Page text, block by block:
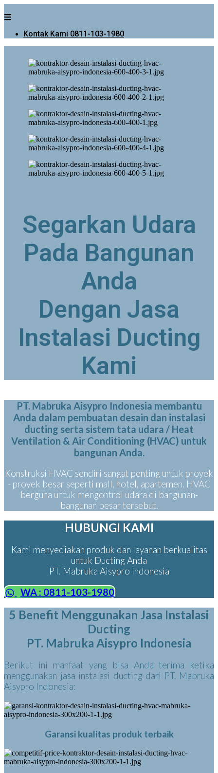
Kontak Kami 0811-103-1980
Segarkan Udara
Pada Bangunan
Anda
Dengan Jasa
Instalasi Ducting
Kami
PT. Mabruka Aisypro Indonesia membantu
Anda dalam pembuatan desain dan instalasi
ducting serta sistem tata udara / Heat
Ventilation & Air Conditioning (HVAC) untuk
bangunan Anda.
Konstruksi HVAC sendiri sangat penting untuk proyek
- proyek besar seperti mall, hotel, apartemen. HVAC
berguna untuk mengontrol udara di bangunan-
bangunan besar tersebut.
HUBUNGI KAMI
Kami menyediakan produk dan layanan berkualitas
untuk Ducting Anda
PT. Mabruka Aisypro Indonesia
WA : 0811-103-1980
5 Benefit Menggunakan Jasa Instalasi
Ducting
PT. Mabruka Aisypro Indonesia
Berikut ini manfaat yang bisa Anda terima ketika
menggunakan jasa instalasi ducting dari PT. Mabruka
Aisypro Indonesia:
Garansi kualitas produk terbaik